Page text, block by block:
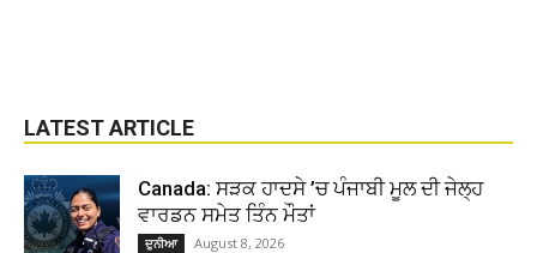
LATEST ARTICLE
Canada: ਸੜਕ ਹਾਦਸੇ ’ਚ ਪੰਜਾਬੀ ਮੂਲ ਦੀ ਜੇਲ੍ਹ
ਵਾਰਡਨ ਸਮੇਤ ਤਿੰਨ ਮੌਤਾਂ
ਦੁਨੀਆ August 8, 2026